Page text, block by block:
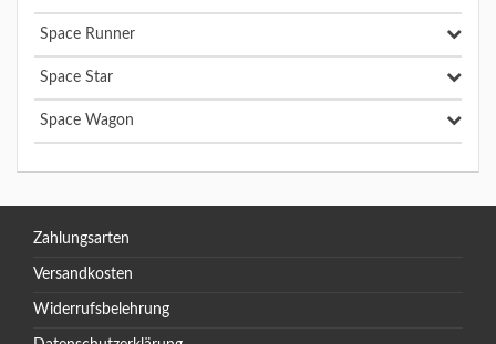
Space Runner
Space Star
Space Wagon
Zahlungsarten
Versandkosten
Widerrufsbelehrung